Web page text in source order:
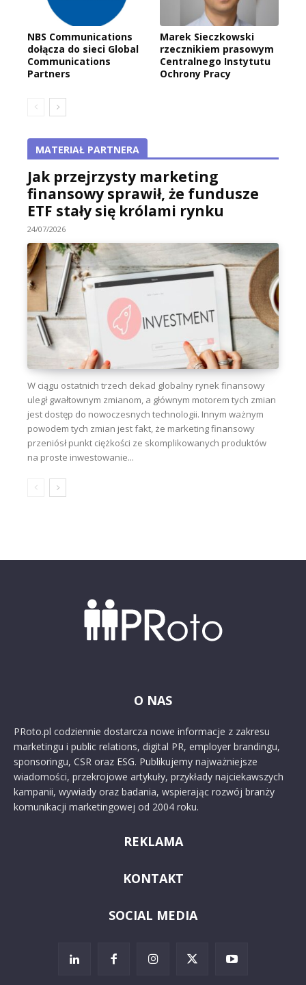
NBS Communications
dołącza do sieci Global
Communications
Partners
Marek Sieczkowski
rzecznikiem prasowym
Centralnego Instytutu
Ochrony Pracy
MATERIAŁ PARTNERA
Jak przejrzysty marketing
finansowy sprawił, że fundusze
ETF stały się królami rynku
24/07/2026
W ciągu ostatnich trzech dekad globalny rynek finansowy
uległ gwałtownym zmianom, a głównym motorem tych zmian
jest dostęp do nowoczesnych technologii. Innym ważnym
powodem tych zmian jest fakt, że marketing finansowy
przeniósł punkt ciężkości ze skomplikowanych produktów
na proste inwestowanie...
O NAS
PRoto.pl codziennie dostarcza nowe informacje z zakresu
marketingu i public relations, digital PR, employer brandingu,
sponsoringu, CSR oraz ESG. Publikujemy najważniejsze
wiadomości, przekrojowe artykuły, przykłady najciekawszych
kampanii, wywiady oraz badania, wspierając rozwój branży
komunikacji marketingowej od 2004 roku.
REKLAMA
KONTAKT
SOCIAL MEDIA